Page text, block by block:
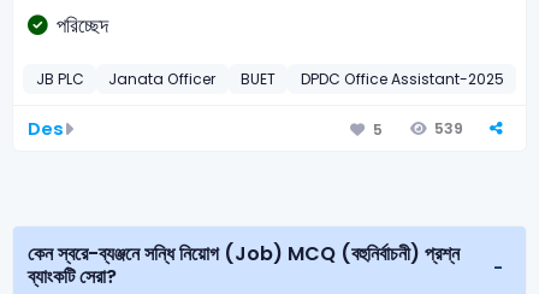
পরিচ্ছেদ
JB PLC Janata Officer BUET DPDC Office Assistant-2025
Des 5 539
কেন স্বরে-ব্যঞ্জনে সন্ধি নিয়োগ (Job) MCQ (বহুনির্বাচনী) প্রশ্ন
ব্যাংকটি সেরা?